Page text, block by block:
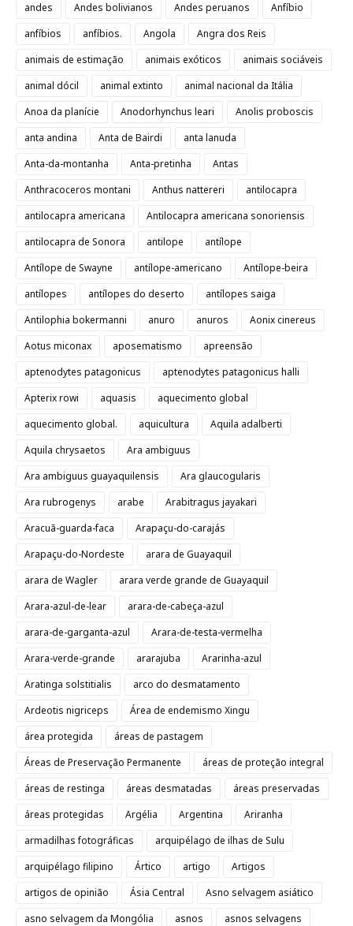
andes
Andes bolivianos Andes peruanos
Anfíbio
anfíbios
anfíbios. Angola
Angra dos Reis
animais de estimação
animais exóticos
animais sociáveis
animal dócil
animal extinto
animal nacional da Itália
Anoa da planície
Anodorhynchus leari
Anolis proboscis
anta andina
Anta de Bairdi
anta lanuda
Anta-da-montanha
Anta-pretinha
Antas
Anthracoceros montani
Anthus nattereri
antilocapra
antilocapra americana
Antilocapra americana sonoriensis
antilocapra de Sonora
antilope
antílope
Antílope de Swayne
antílope-americano
Antílope-beira
antílopes
antílopes do deserto
antílopes saiga
Antilophia bokermanni
anuro anuros
Aonix cinereus
Aotus miconax
aposematismo
apreensão
aptenodytes patagonicus
aptenodytes patagonicus halli
Apterix rowi
aquasis
aquecimento global
aquecimento global.
aquicultura
Aquila adalberti
Aquila chrysaetos
Ara ambiguus
Ara ambiguus guayaquilensis
Ara glaucogularis
Ara rubrogenys
arabe
Arabitragus jayakari
Aracuã-guarda-faca
Arapaçu-do-carajás
Arapaçu-do-Nordeste
arara de Guayaquil
arara de Wagler
arara verde grande de Guayaquil
Arara-azul-de-lear
arara-de-cabeça-azul
arara-de-garganta-azul
Arara-de-testa-vermelha
Arara-verde-grande
ararajuba
Ararinha-azul
Aratinga solstitialis
arco do desmatamento
Ardeotis nigriceps
Área de endemismo Xingu
área protegida
áreas de pastagem
Áreas de Preservação Permanente
áreas de proteção integral
áreas de restinga
áreas desmatadas
áreas preservadas
áreas protegidas
Argélia Argentina
Ariranha
armadilhas fotográficas
arquipélago de ilhas de Sulu
arquipélago filipino
Ártico artigo
Artigos
artigos de opinião
Ásia Central
Asno selvagem asiático
asno selvagem da Mongólia
asnos
asnos selvagens